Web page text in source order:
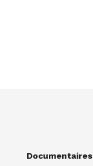
Documentaires